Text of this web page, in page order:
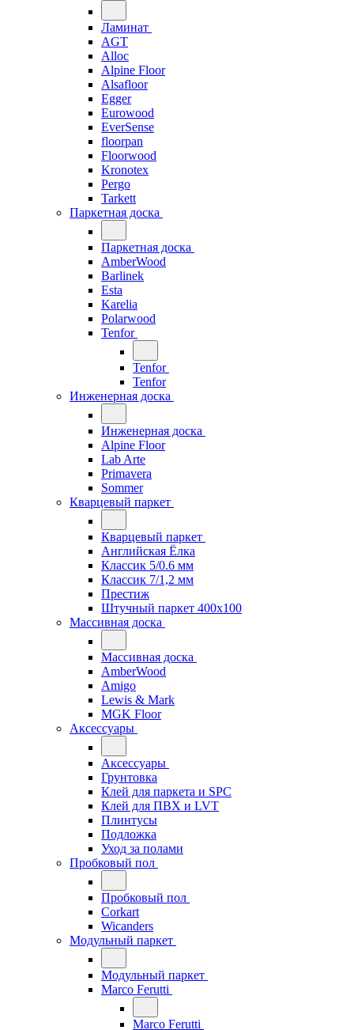
Ламинат
AGT
Alloc
Alpine Floor
Alsafloor
Egger
Eurowood
EverSense
floorpan
Floorwood
Kronotex
Pergo
Tarkett
Паркетная доска
Паркетная доска
AmberWood
Barlinek
Esta
Karelia
Polarwood
Tenfor
Tenfor
Tenfor
Инженерная доска
Инженерная доска
Alpine Floor
Lab Arte
Primavera
Sommer
Кварцевый паркет
Кварцевый паркет
Английская Ёлка
Классик 5/0.6 мм
Классик 7/1,2 мм
Престиж
Штучный паркет 400x100
Массивная доска
Массивная доска
AmberWood
Amigo
Lewis & Mark
MGK Floor
Аксессуары
Аксессуары
Грунтовка
Клей для паркета и SPC
Клей для ПВХ и LVT
Плинтусы
Подложка
Уход за полами
Пробковый пол
Пробковый пол
Corkart
Wicanders
Модульный паркет
Модульный паркет
Marco Ferutti
Marco Ferutti